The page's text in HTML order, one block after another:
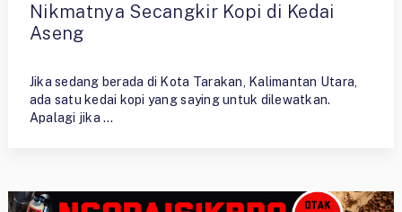
Nikmatnya Secangkir Kopi di Kedai
Aseng
Jika sedang berada di Kota Tarakan, Kalimantan Utara,
ada satu kedai kopi yang saying untuk dilewatkan.
Apalagi jika …